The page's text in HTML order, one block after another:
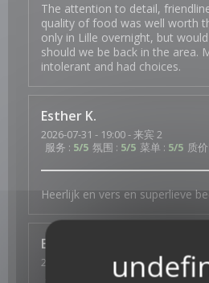
The attention to detail,
quality of food was well worth
only in Lille overnight, but
should we be back in the area.
intolerant and had choices.
Esther K
2026-07-31 - 19:00 - 来宾 2
服务 : 5/5 氛围 : 5/5 菜单 : 5/5 质
Heerlijk en vers en superlieve
Elisabeth
2026-07-29
- 19:30 - 来宾 3
:5/5 菜单: 5/5 质